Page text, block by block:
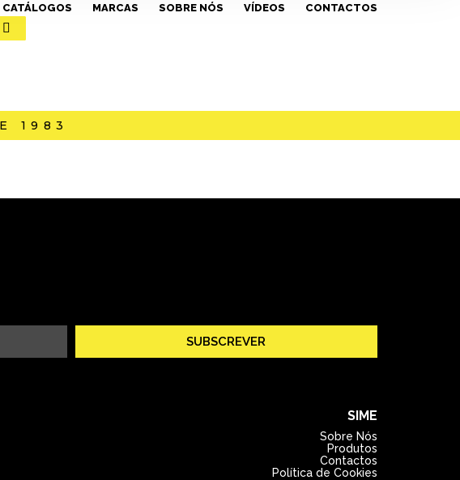
CATÁLOGOS MARCAS SOBRE NÓS VÍDEOS CONTACTOS
1983
SUBSCREVER
SIME
Sobre Nós
Produtos
Contactos
Política de Cookies